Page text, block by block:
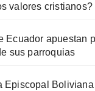
valores cristianos?
Ecuador apuestan
sus parroquias
Episcopal